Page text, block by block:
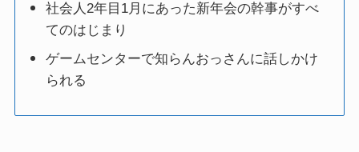
社会人2年目1月にあった新年会の幹事がすべ
てのはじまり
ゲームセンターで知らんおっさんに話しかけ
られる